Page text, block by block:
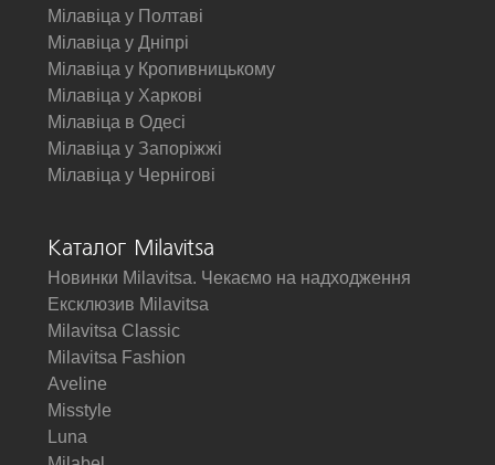
Мілавіца у Полтаві
Мілавіца у Дніпрі
Мілавіца у Кропивницькому
Мілавіца у Харкові
Мілавіца в Одесі
Мілавіца у Запоріжжі
Мілавіца у Чернігові
Каталог Milavitsa
Новинки Milavitsa. Чекаємо на надходження
Ексклюзив Milavitsa
Milavitsa Classic
Milavitsa Fashion
Aveline
Misstyle
Luna